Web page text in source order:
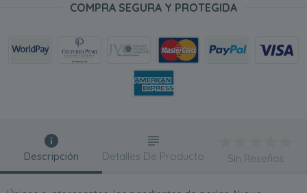
COMPRA SEGURA Y PROTEGIDA
Descripción Detalles De Producto Sin Reseñas